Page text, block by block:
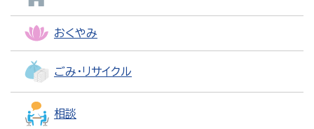
おくやみ
ごみ・リサイクル
相談